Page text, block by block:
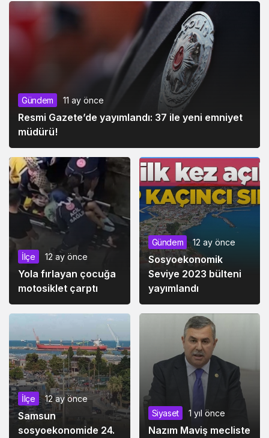
Gündem 11 ay önce
Resmi Gazete’de yayımlandı: 37 ile yeni emniyet
müdürü!
İlçe 12 ay önce
Yola fırlayan çocuğa
motosiklet çarptı
Gündem 12 ay önce
Sosyoekonomik
Seviye 2023 bülteni
yayımlandı
İlçe 12 ay önce
Samsun
sosyoekonomide 24.
Siyaset 1 yıl önce
Nazım Maviş mecliste